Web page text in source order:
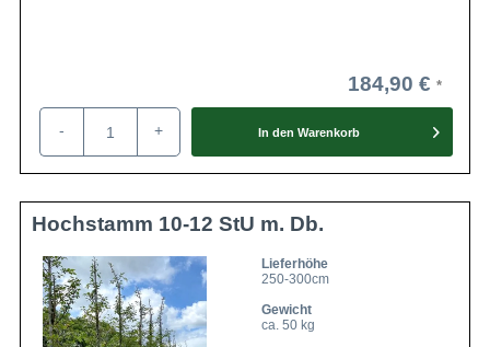
184,90 €
- + In den Warenkorb
Hochstamm 10-12 StU m. Db.
Lieferhöhe
250-300cm
Gewicht
ca. 50 kg